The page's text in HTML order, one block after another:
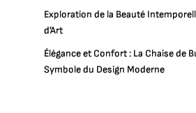
Exploration de la Beauté
d’Art
Élégance et Confort : La Chaise de
Symbole du Design Moderne